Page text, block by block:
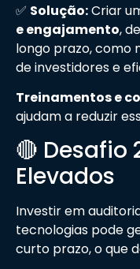
✅ Solução:Criar
e engajamento,
longo prazo, como
de investidores e
Treinamentos e
ajudam a reduzir
🔴 Desafio
Elevados
Investir em
tecnologias pode
curto prazo, o que